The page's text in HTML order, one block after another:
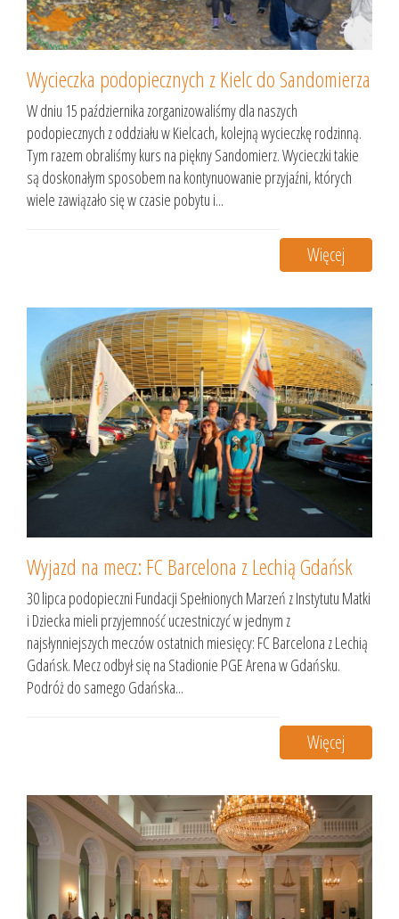
Wycieczka podopiecznych z Kielc do Sandomierza
W dniu 15 października zorganizowaliśmy dla naszych
podopiecznych z oddziału w Kielcach, kolejną wycieczkę rodzinną.
Tym razem obraliśmy kurs na piękny Sandomierz. Wycieczki takie
są doskonałym sposobem na kontynuowanie przyjaźni, których
wiele zawiązało się w czasie pobytu i...
Więcej
Wyjazd na mecz: FC Barcelona z Lechią Gdańsk
30 lipca podopieczni Fundacji Spełnionych Marzeń z Instytutu Matki
i Dziecka mieli przyjemność uczestniczyć w jednym z
najsłynniejszych meczów ostatnich miesięcy: FC Barcelona z Lechią
Gdańsk. Mecz odbył się na Stadionie PGE Arena w Gdańsku.
Podróż do samego Gdańska...
Więcej